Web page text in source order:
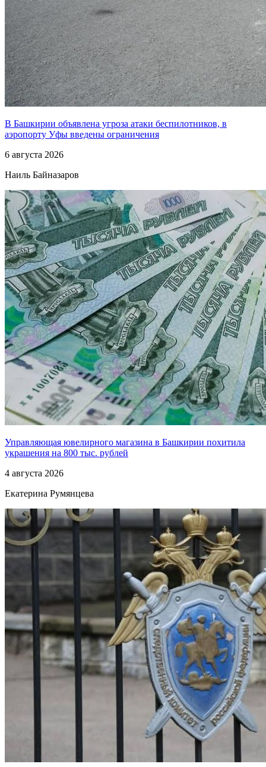
В Башкирии объявлена угроза атаки беспилотников, в
аэропорту Уфы введены ограничения
6 августа 2026
Наиль Байназаров
Управляющая ювелирного магазина в Башкирии похитила
украшения на 800 тыс. рублей
4 августа 2026
Екатерина Румянцева